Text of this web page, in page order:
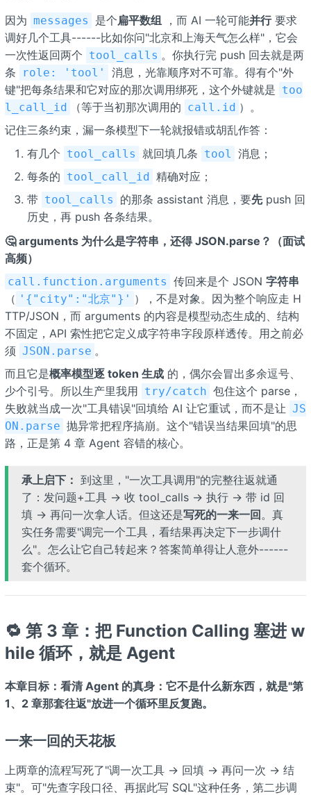
因为 messages 是个扁平数组 ，而 AI 一轮可能并行要求
调好几个工具------比如你问"北京和上海天气怎么样"，它会
一次性返回两个 tool_calls 。你执行完 push 回去就是两
条
role: 'tool'
消息，光靠顺序对不可靠。得有个"外
键"把每条结果和它对应的那次调用绑死，这个外键就是 too
l_call_id
（等于当初那次调用的 call.id ）。
记住三条约束，漏一条模型下一轮就报错或胡乱作答：
有几个 tool_calls 就回填几条 tool 消息；
每条的 tool_call_id
精确对应；
带 tool_calls 的那条 assistant 消息，要先push 回
历史，再 push 各条结果。
🤔 arguments 为什么是字符串，还得 JSON.parse？（面试
高频）
call.function.arguments 传回来是个 JSON 字符串
（ '{"city":"北京"}' ），不是对象。因为整个响应走 H
TTP/JSON，而 arguments 的内容是模型动态生成的、结构
不固定，API 索性把它定义成字符串字段原样透传。用之前必
须 JSON.parse 。
而且它是概率模型逐 token 生成的，偶尔会冒出多余逗号、
少个引号。所以生产里我用 try/catch 包住这个 parse，
失败就当成一次"工具错误"回填给 AI 让它重试，而不是让 JS
ON.parse 抛异常把程序搞崩。这个"错误当结果回填"的思
路，正是第 4 章 Agent 容错的核心。
承上启下： 到这里，"一次工具调用"的完整往返就通
了：发问题+工具 → 收 tool_calls → 执行 → 带 id 回
填 → 再问一次拿人话。但这还是写死的一来一回 。真
实任务需要"调完一个工具，看结果再决定下一步调什
么"。怎么让它自己转起来？答案简单得让人意外------
套个循环。
🔁 第 3 章：把 Function Calling 塞进 w
hile 循环，就是 Agent
本章目标：看清 Agent 的真身：它不是什么新东西，就是"第
1、2 章那套往返"放进一个循环里反复跑。
一来一回的天花板
上两章的流程写死了"调一次工具 → 回填 → 再问一次 → 结
束"。可"先查字段口径、再据此写 SQL"这种任务，第二步调